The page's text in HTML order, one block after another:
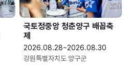
국토정중앙 청춘양구 배꼽축
제
2026.08.28~2026.08.30
강원특별자치도 양구군